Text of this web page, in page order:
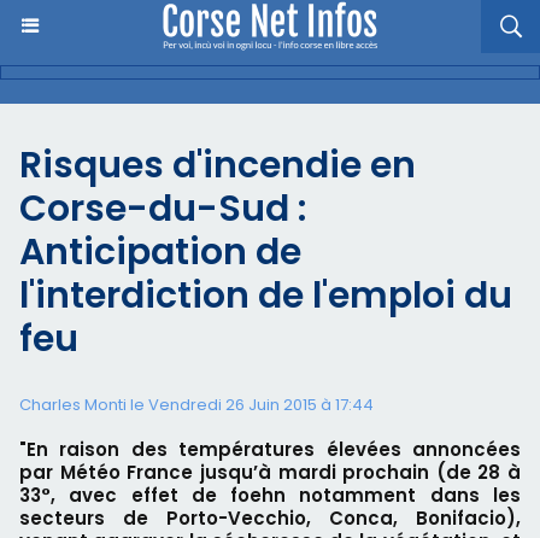
Risques d'incendie en
Corse-du-Sud :
Anticipation de
l'interdiction de l'emploi du
feu
Charles Monti le Vendredi 26 Juin 2015 à 17:44
"En raison des températures élevées annoncées
par Météo France jusqu’à mardi prochain (de 28 à
33°, avec effet de foehn notamment dans les
secteurs de Porto-Vecchio, Conca, Bonifacio),